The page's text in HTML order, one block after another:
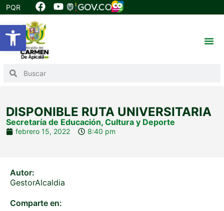
Abrir barra de herramientas
PQR
DISPONIBLE RUTA UNIVERSITARIA
Secretaría de Educación, Cultura y Deporte
febrero 15, 2022 8:40 pm
Autor:
GestorAlcaldia
Comparte en: